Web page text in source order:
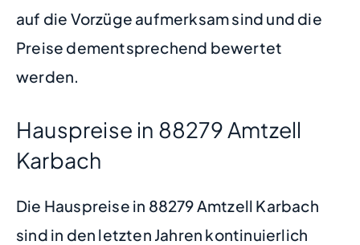
auf die Vorzüge aufmerksam sind und die
Preise dementsprechend bewertet
werden.
Hauspreise in 88279 Amtzell
Karbach
Die Hauspreise in 88279 Amtzell Karbach
sind in den letzten Jahren kontinuierlich